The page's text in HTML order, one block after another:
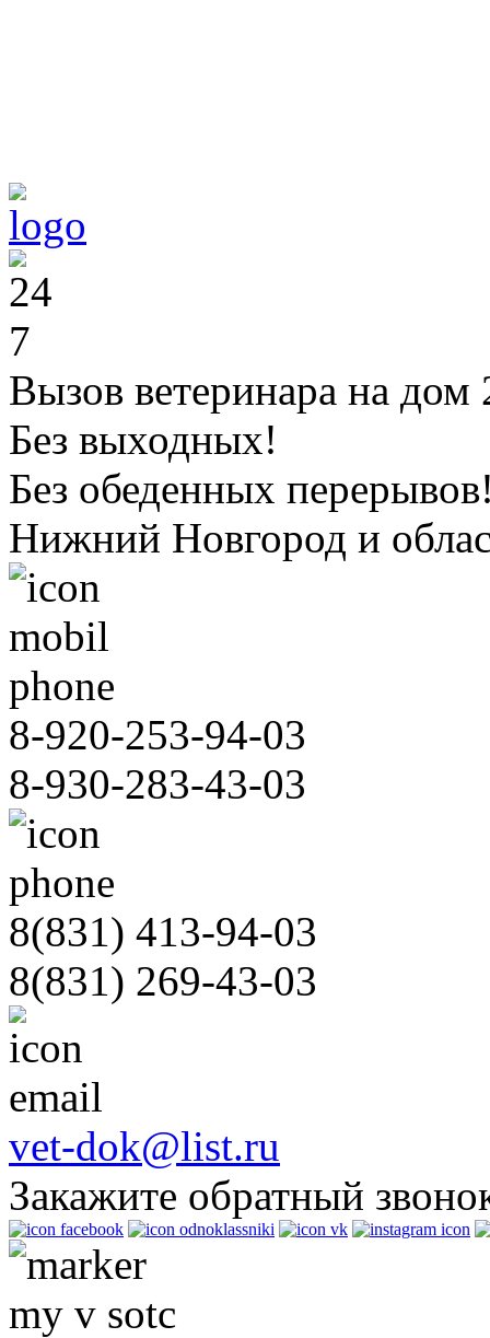
Вызов ветеринара на дом
Без выходных!
Без обеденных
Нижний Новгород и
8-920-253-94-03
8-930-283-43-03
8(831) 413-94-03
8(831) 269-43-03
vet-dok@list.ru
Закажите обратный